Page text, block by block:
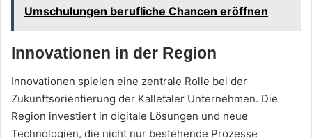
Umschulungen berufliche Chancen eröffnen
Innovationen in der Region
Innovationen spielen eine zentrale Rolle bei der
Zukunftsorientierung der Kalletaler Unternehmen. Die
Region investiert in digitale Lösungen und neue
Technologien, die nicht nur bestehende Prozesse